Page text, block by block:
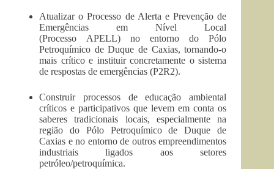
Atualizar o Processo de Alerta e Prevenção de
Emergências em Nível Local
(Processo APELL) no entorno do Pólo
Petroquímico de Duque de Caxias, tornando-o
mais crítico e instituir concretamente o sistema
de respostas de emergências (P2R2).
Construir processos de educação ambiental
críticos e participativos que levem em conta os
saberes tradicionais locais, especialmente na
região do Pólo Petroquímico de Duque de
Caxias e no entorno de outros empreendimentos
industriais ligados aos setores
petróleo/petroquímica.